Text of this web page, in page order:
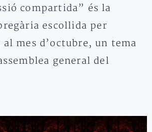
compartida” és la
escollida per
al mes d’octubre, un tema
general del